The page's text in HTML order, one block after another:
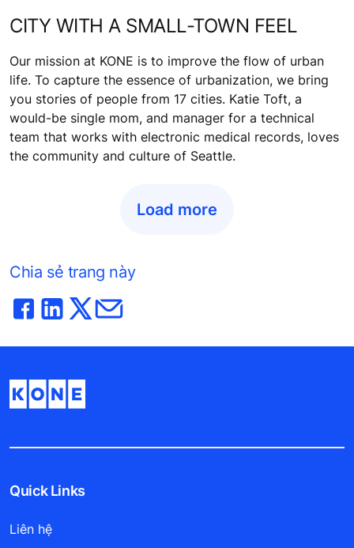
CITY WITH A SMALL-TOWN FEEL
Our mission at KONE is to improve the flow of urban
life. To capture the essence of urbanization, we bring
you stories of people from 17 cities. Katie Toft, a
would-be single mom, and manager for a technical
team that works with electronic medical records, loves
the community and culture of Seattle.
Load more
Chia sẻ trang này
Quick Links
Liên hệ